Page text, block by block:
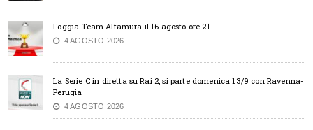
Foggia-Team Altamura il 16 agosto ore 21
4 AGOSTO 2026
La Serie C in diretta su Rai 2, si parte domenica 13/9 con Ravenna-
Perugia
4 AGOSTO 2026